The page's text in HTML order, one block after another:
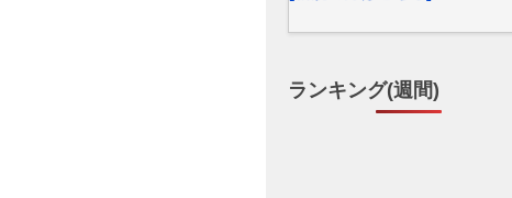
ランキング(週間)